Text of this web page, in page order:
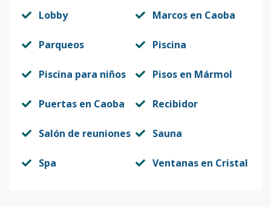
Lobby Marcos en Caoba
Parqueos Piscina
Piscina para niños Pisos en Mármol
Puertas en Caoba Recibidor
Salón de reuniones Sauna
Spa Ventanas en Cristal